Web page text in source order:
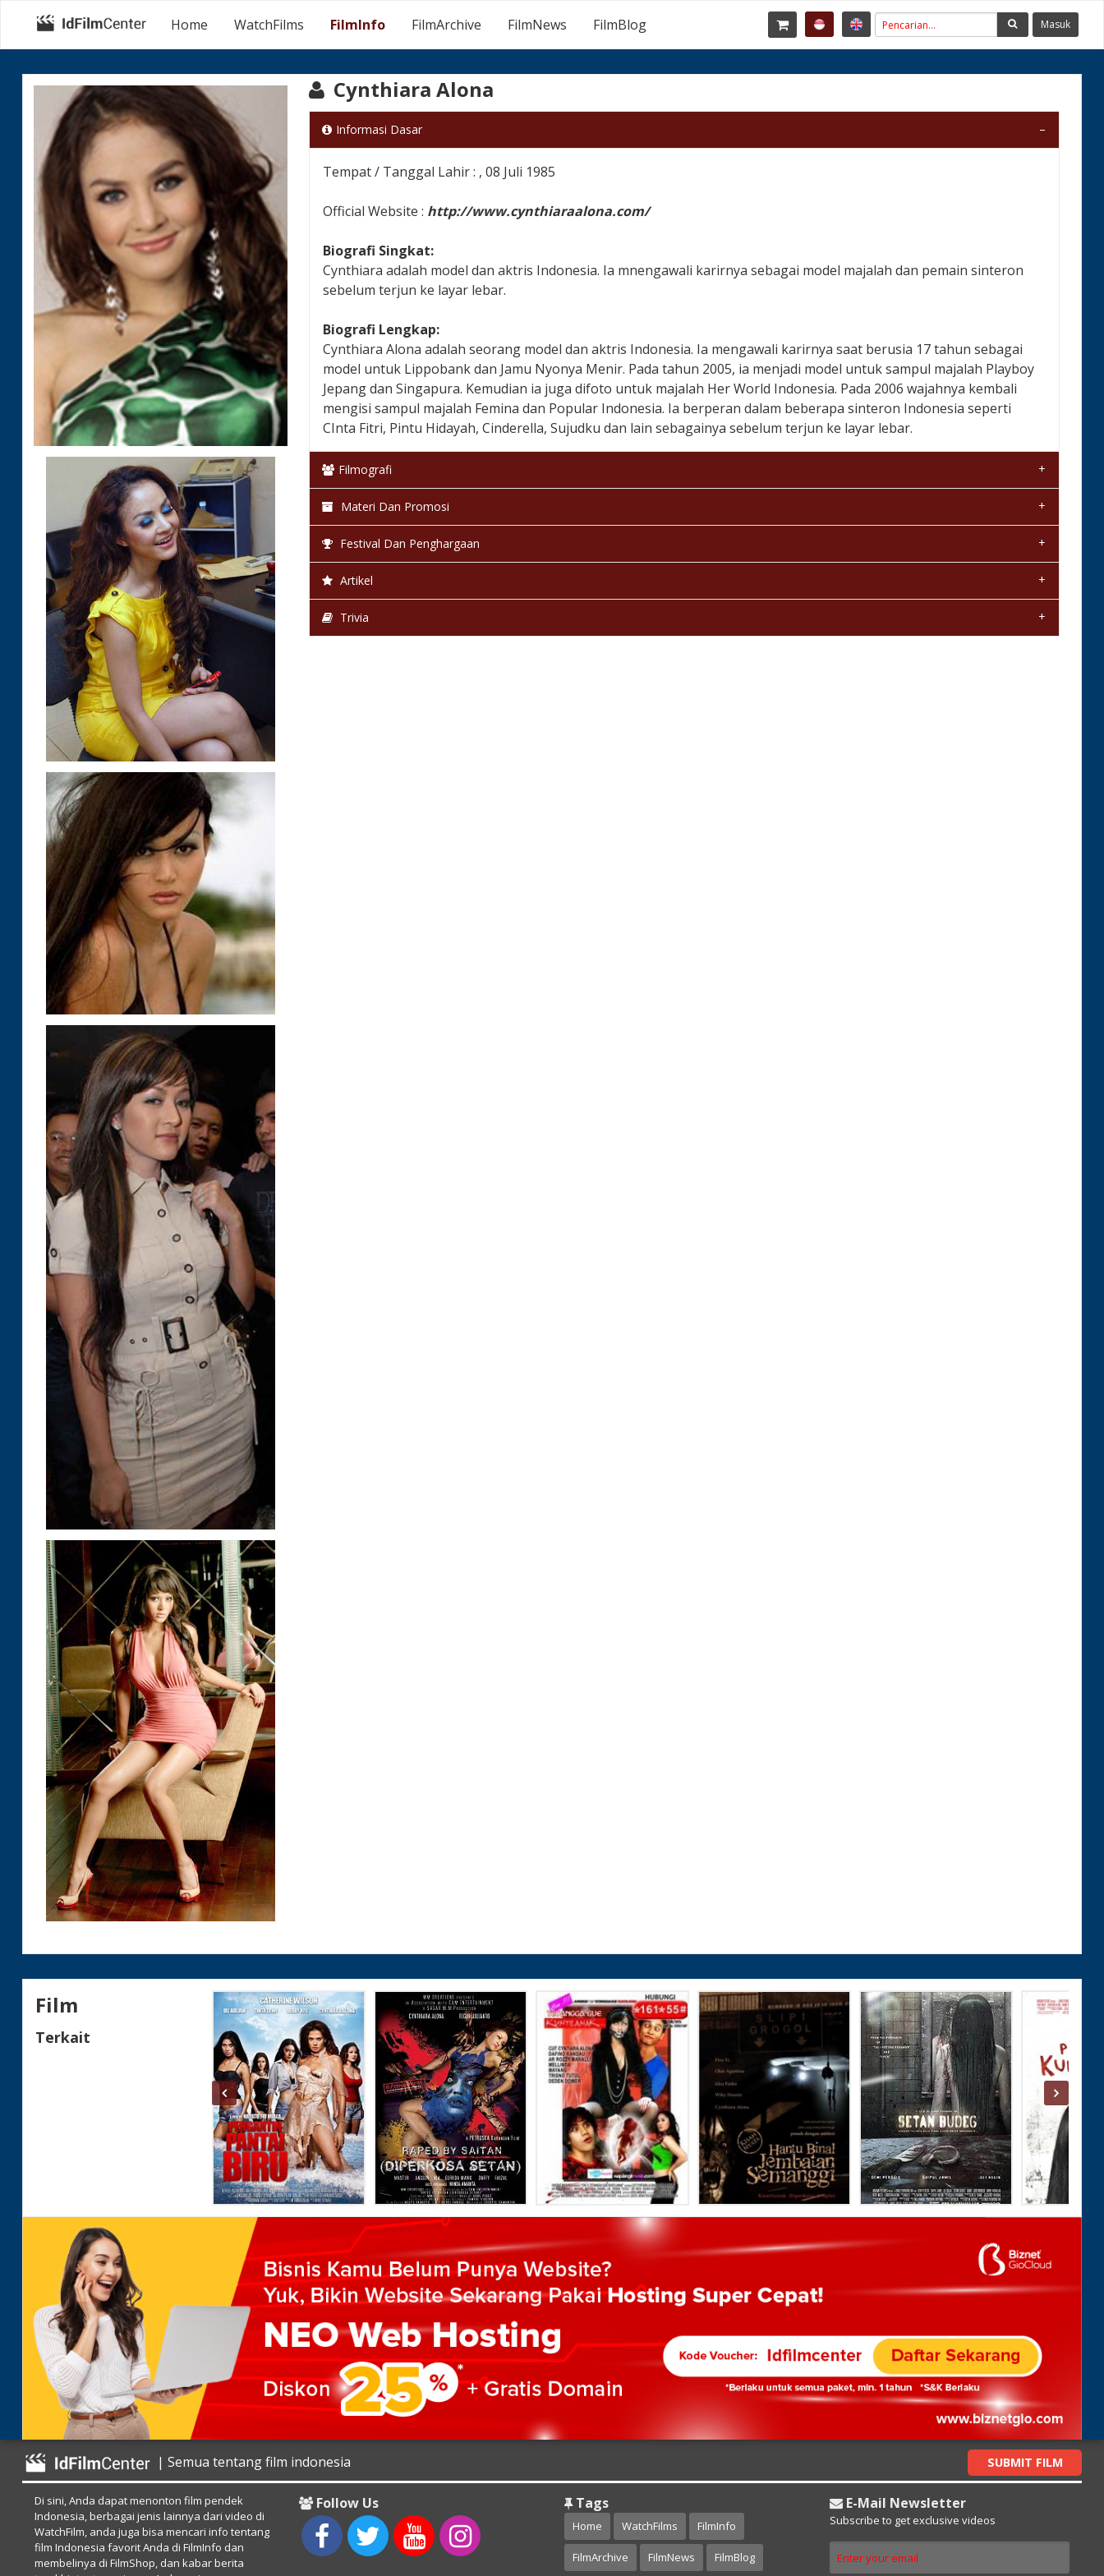
Home WatchFilms FilmInfo FilmArchive FilmNews FilmBlog Masuk
Cynthiara Alona
Informasi Dasar
Tempat / Tanggal Lahir : , 08 Juli 1985
Official Website : http://www.cynthiaraalona.com/
Biografi Singkat:
Cynthiara adalah model dan aktris Indonesia. Ia mnengawali karirnya sebagai model majalah dan pemain sinteron
sebelum terjun ke layar lebar.
Biografi Lengkap:
Cynthiara Alona adalah seorang model dan aktris Indonesia. Ia mengawali karirnya saat berusia 17 tahun sebagai
model untuk Lippobank dan Jamu Nyonya Menir. Pada tahun 2005, ia menjadi model untuk sampul majalah Playboy
Jepang dan Singapura. Kemudian ia juga difoto untuk majalah Her World Indonesia. Pada 2006 wajahnya kembali
mengisi sampul majalah Femina dan Popular Indonesia. Ia berperan dalam beberapa sinteron Indonesia seperti
CInta Fitri, Pintu Hidayah, Cinderella, Sujudku dan lain sebagainya sebelum terjun ke layar lebar.
Filmografi
Materi Dan Promosi
Festival Dan Penghargaan
Artikel
Trivia
Film
Terkait
| Semua tentang film indonesia SUBMIT FILM
Di sini, Anda dapat menonton film pendek
Indonesia, berbagai jenis lainnya dari video di
WatchFilm, anda juga bisa mencari info tentang
film Indonesia favorit Anda di FilmInfo dan
membelinya di FilmShop, dan kabar berita
Follow Us Tags
Home WatchFilms FilmInfo
FilmArchive FilmNews FilmBlog
E-Mail Newsletter
Subscribe to get exclusive videos